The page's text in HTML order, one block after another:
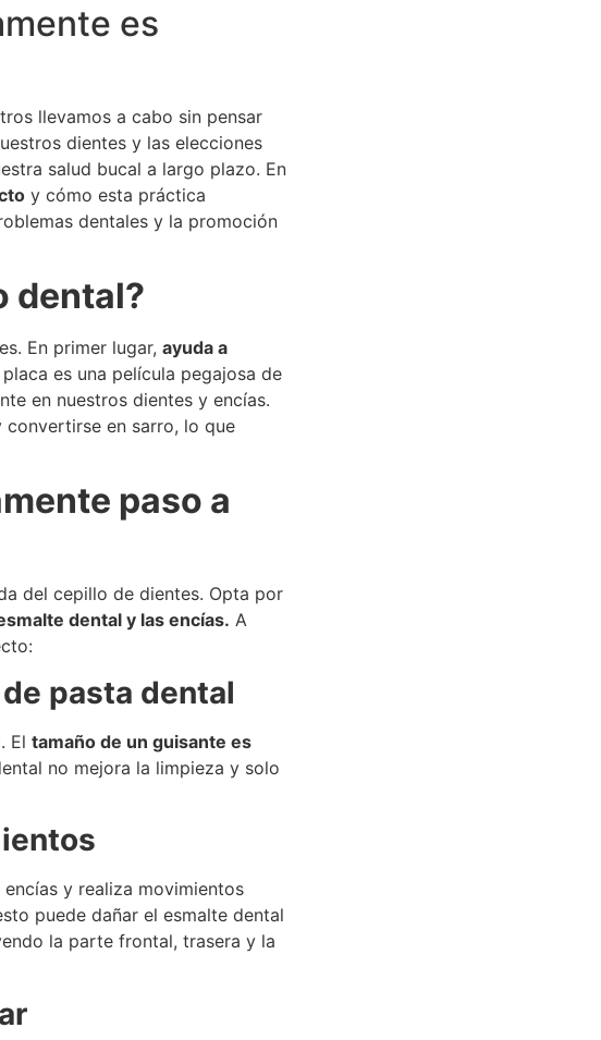
es
llevamos a cabo sin pensar
dientes y las elecciones
salud bucal a largo plazo. En
y cómo esta práctica
dentales y la promoción
dental?
En primer lugar, ayuda a
es una película pegajosa de
en nuestros dientes y encías.
convertirse en sarro, lo que
paso a
del cepillo de dientes. Opta por
dental y las encías. A
pasta dental
El tamaño de un guisante es
no mejora la limpieza y solo
y realiza movimientos
puede dañar el esmalte dental
la parte frontal, trasera y la